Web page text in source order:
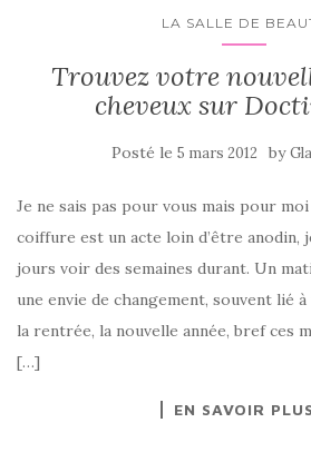
LA SALLE DE
Trouvez votre
cheveux sur
Posté le 5 mars 2012 by
Je ne sais pas pour vous mais pour
coiffure est un acte loin d’être anodin,
jours voir des semaines durant. Un
une envie de changement, souvent lié
la rentrée, la nouvelle année, bref ces
[…]
EN SAVOIR PLUS